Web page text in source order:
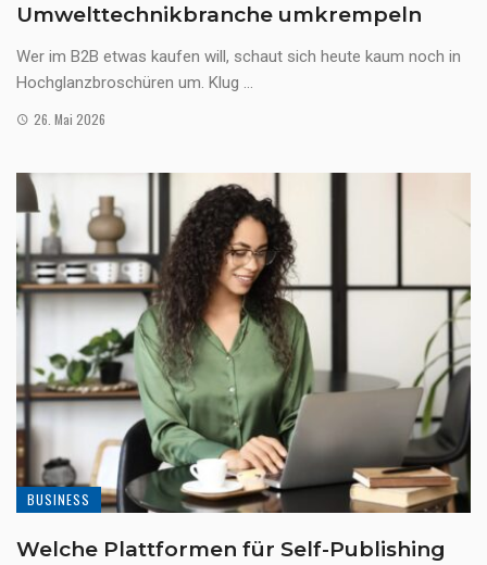
Umwelttechnikbranche umkrempeln
Wer im B2B etwas kaufen will, schaut sich heute kaum noch in
Hochglanzbroschüren um. Klug ...
26. Mai 2026
BUSINESS
Welche Plattformen für Self-Publishing